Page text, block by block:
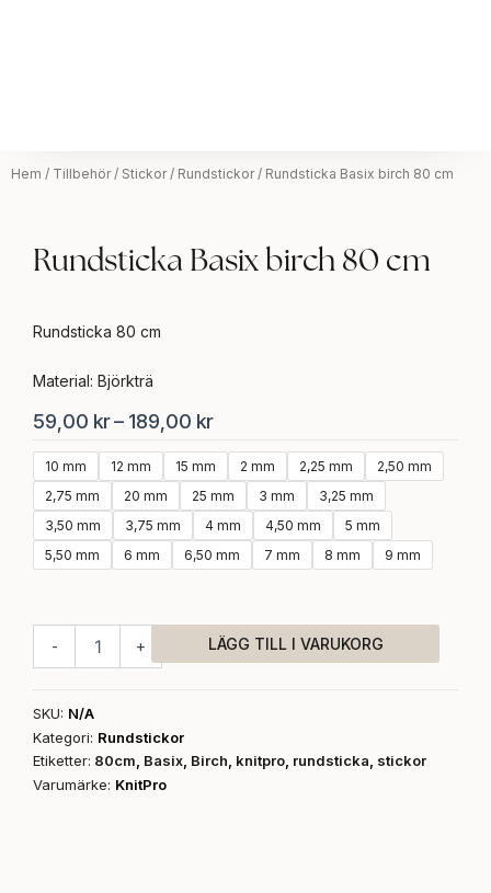
Hem / Tillbehör/ Stickor/ Rundstickor/ Rundsticka Basix birch 80 cm
Rundsticka Basix birch 80 cm
Rundsticka 80 cm
Material: Björkträ
59,00 kr– 189,00 krPrisintervall:
till
189,00 kr
10 mm 12 mm 15 mm 2 mm 2,25 mm
2,50 mm
2,75 mm
20 mm 25 mm 3 mm
3,25 mm
3,50 mm
3,75 mm 4 mm 4,50 mm
5 mm
5,50 mm
6 mm 6,50 mm 7 mm 8 mm 9 mm
-
Rundsticka
Basix
birch
80
cm
mängd
+ LÄGG TILL I VARUKORG
SKU: N/A
Kategori: Rundstickor
Etiketter: 80cm Basix Birch knitpro rundsticka stickor
Varumärke: KnitPro